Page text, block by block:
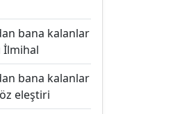
bana kalanlar
İlmihal
bana kalanlar
eleştiri